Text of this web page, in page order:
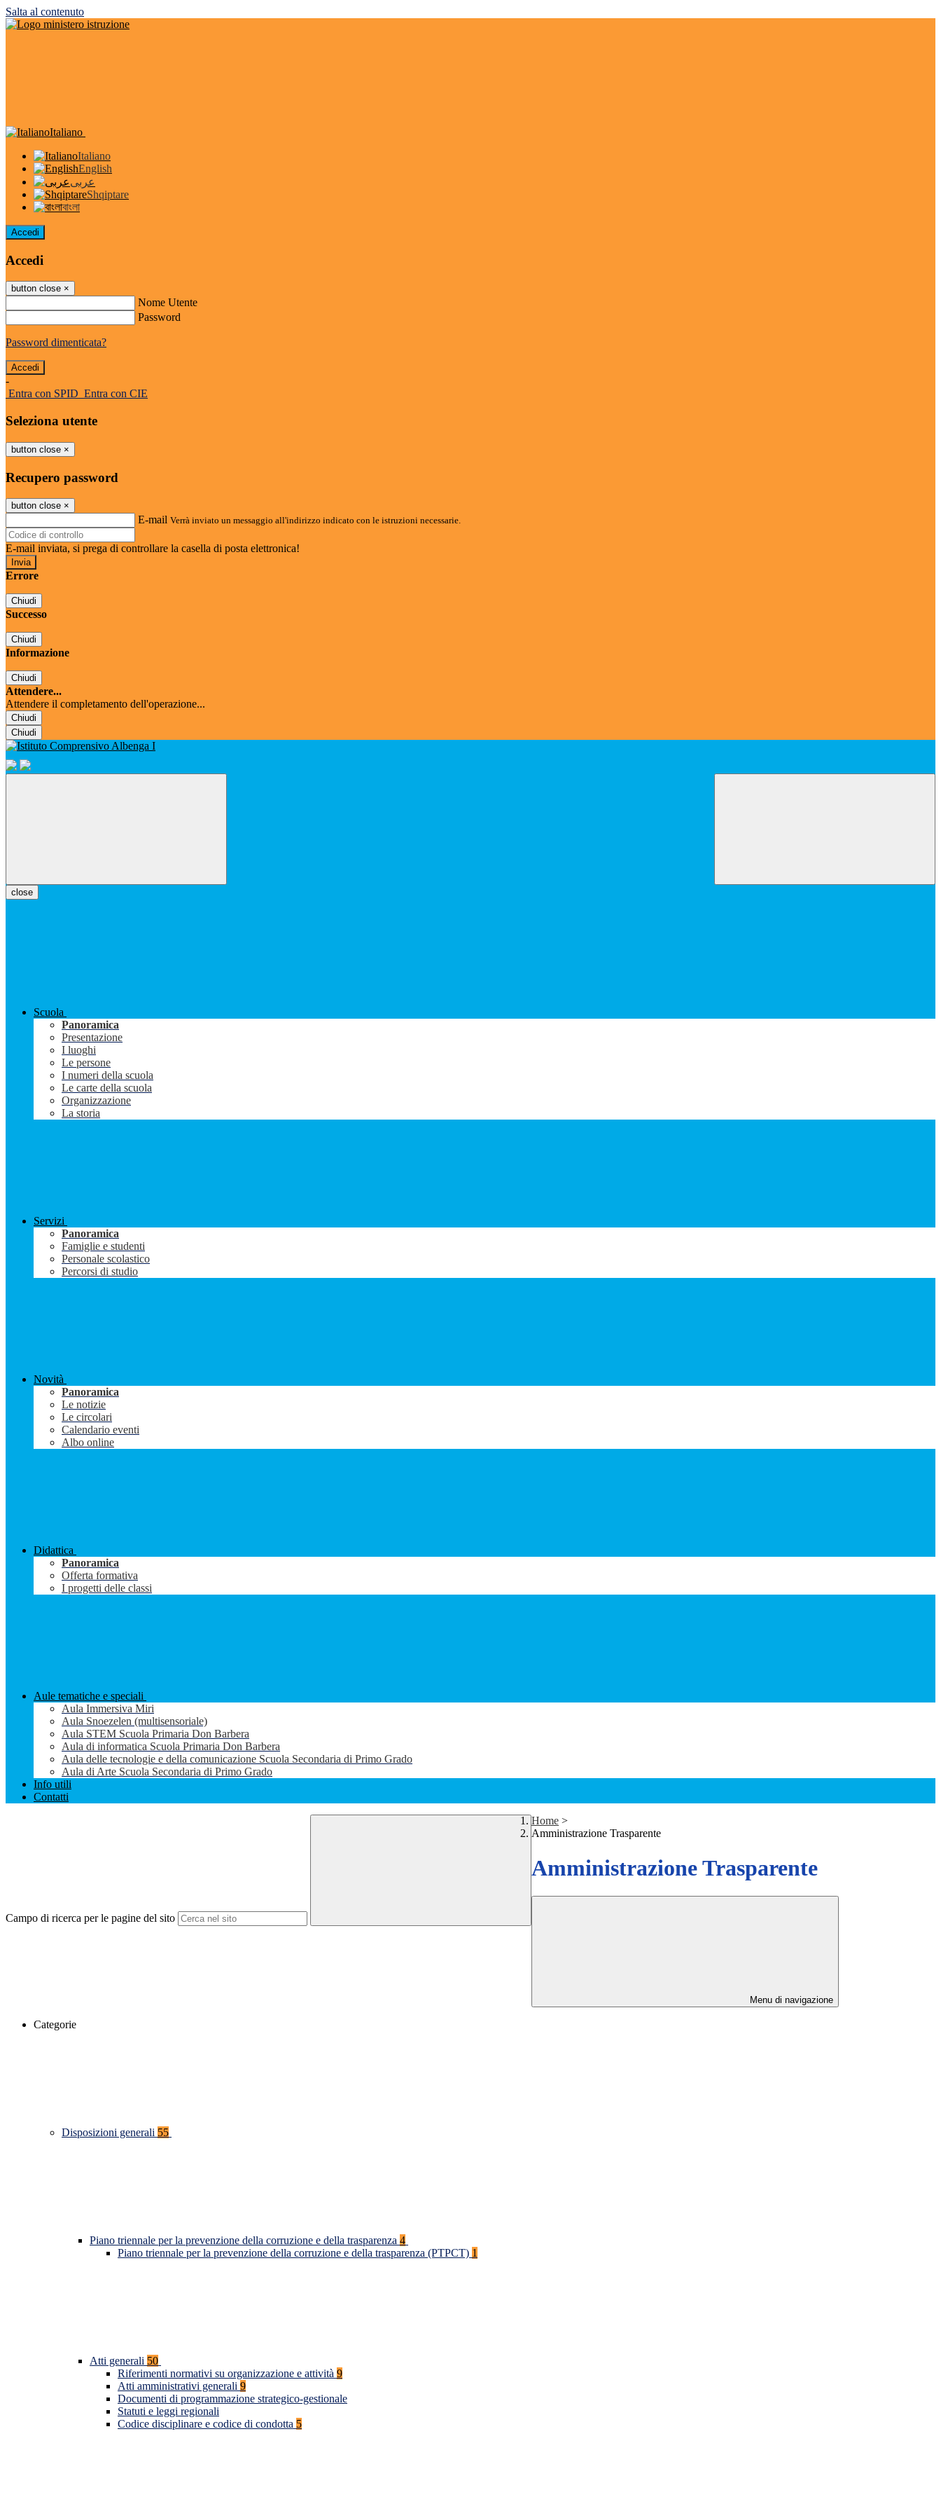
Salta al contenuto
Italiano
Italiano
English
عربى
Shqiptare
বাংলা
Accedi
Accedi
button close ×
Nome Utente
Password
Password dimenticata?
-
Entra con SPID Entra con CIE
Seleziona utente
button close ×
Recupero password
button close ×
E-mail Verrà inviato un messaggio all'indirizzo indicato con le istruzioni necessarie.
E-mail inviata, si prega di controllare la casella di posta elettronica!
Errore
Chiudi
Successo
Chiudi
Informazione
Chiudi
Attendere...
Attendere il completamento dell'operazione...
Chiudi
Chiudi
close
Scuola
Panoramica
Presentazione
I luoghi
Le persone
I numeri della scuola
Le carte della scuola
Organizzazione
La storia
Servizi
Panoramica
Famiglie e studenti
Personale scolastico
Percorsi di studio
Novità
Panoramica
Le notizie
Le circolari
Calendario eventi
Albo online
Didattica
Panoramica
Offerta formativa
I progetti delle classi
Aule tematiche e speciali
Aula Immersiva Miri
Aula Snoezelen (multisensoriale)
Aula STEM Scuola Primaria Don Barbera
Aula di informatica Scuola Primaria Don Barbera
Aula delle tecnologie e della comunicazione Scuola Secondaria di Primo Grado
Aula di Arte Scuola Secondaria di Primo Grado
Info utili
Contatti
Campo di ricerca per le pagine del sito
Home >
Amministrazione Trasparente
Amministrazione Trasparente
Menu di navigazione
Categorie
Disposizioni generali 55
Piano triennale per la prevenzione della corruzione e della trasparenza 4
Piano triennale per la prevenzione della corruzione e della trasparenza (PTPCT) 1
Atti generali 50
Riferimenti normativi su organizzazione e attività 9
Atti amministrativi generali 9
Documenti di programmazione strategico-gestionale
Statuti e leggi regionali
Codice disciplinare e codice di condotta 5